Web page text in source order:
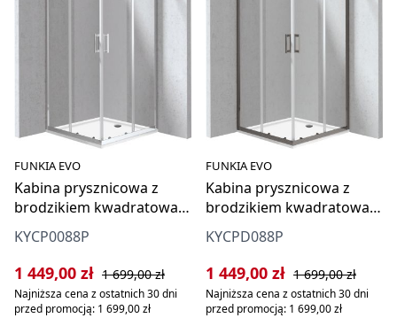
FUNKIA EVO
Kabina prysznicowa z
brodzikiem kwadratowa
80x80 cm
KYCP0088P
Cena sprzedaży:
1 449,00 zł Cena regularna:
1 699,00 zł
Najniższa cena z ostatnich 30 dni
przed promocją: 1 699,00 zł
FUNKIA EVO
Kabina prysznicowa z
brodzikiem kwadratowa
80x80 cm
KYCPD088P
Cena sprzedaży:
1 449,00 zł Cena regularna:
1 699,00 zł
Najniższa cena z ostatnich 30 dni
przed promocją: 1 699,00 zł